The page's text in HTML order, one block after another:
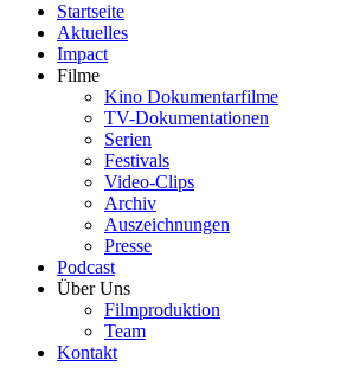
Startseite
Aktuelles
Impact
Filme
Kino Dokumentarfilme
TV-Dokumentationen
Serien
Festivals
Video-Clips
Archiv
Auszeichnungen
Presse
Podcast
Über Uns
Filmproduktion
Team
Kontakt